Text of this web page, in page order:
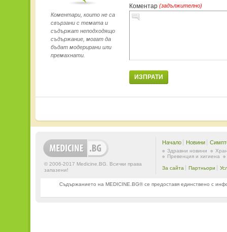
Коментар (задължително)
ИЗПРАТИ
Коментари, които не са
свързани с темата и
съдържат неподходящо
съдържание, могат да
бъдат модерирани или
премахнати.
© 2006-2017 Medicine.BG. Всички права
запазени!
Начало Новини
Здравни новини
Превенция и хигиена
За сайта Партньори
Съдържанието на MEDICINE.BG® се предоставя единствено с